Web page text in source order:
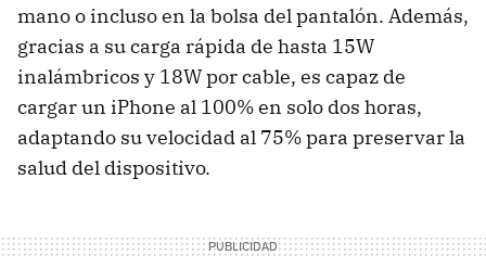
mano o incluso en la bolsa del pantalón. Además,
gracias a su carga rápida de hasta 15W
inalámbricos y 18W por cable, es capaz de
cargar un iPhone al 100% en solo dos horas,
adaptando su velocidad al 75% para preservar la
salud del dispositivo.